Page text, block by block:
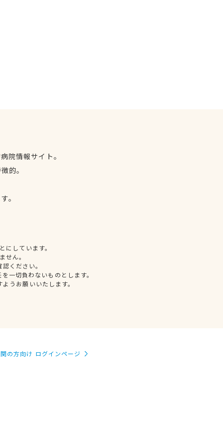
院情報サイト。
的。
。
しています。
せん。
ください。
一切負わないものとします。
うお願いいたします。
の方向け ログインページ